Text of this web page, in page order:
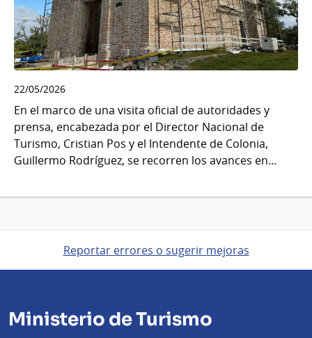
22/05/2026
En el marco de una visita oficial de autoridades y
prensa, encabezada por el Director Nacional de
Turismo, Cristian Pos y el Intendente de Colonia,
Guillermo Rodríguez, se recorren los avances en...
Reportar errores o sugerir mejoras
Ministerio de Turismo